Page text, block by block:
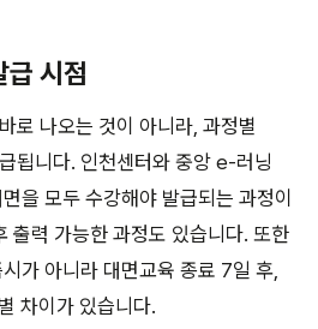
시점
로 나오는 것이 아니라, 과정별
됩니다. 인천센터와 중앙 e-러닝
을 모두 수강해야 발급되는 과정이
출력 가능한 과정도 있습니다. 또한
가 아니라 대면교육 종료 7일 후,
차이가 있습니다.